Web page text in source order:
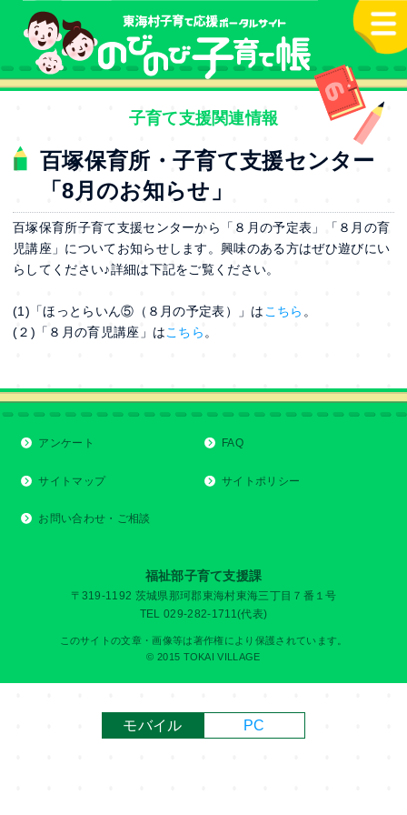
本文へ
子育て支援関連情報
百塚保育所・子育て支援センター
「8月のお知らせ」
百塚保育所子育て支援センターから「８月の予定表」「８月の育
児講座」についてお知らせします。興味のある方はぜひ遊びにい
らしてください♪詳細は下記をご覧ください。
(1)「ほっとらいん⑤（８月の予定表）」は こちら 。
(２)「８月の育児講座」はこちら 。
アンケート FAQ
サイトマップ サイトポリシー
お問い合わせ・ご相談
福祉部子育て支援課
〒319-1192 茨城県那珂郡東海村東海三丁目７番１号
TEL 029-282-1711(代表)
このサイトの文章・画像等は著作権により保護されています。
© 2015 TOKAI VILLAGE
モバイル PC